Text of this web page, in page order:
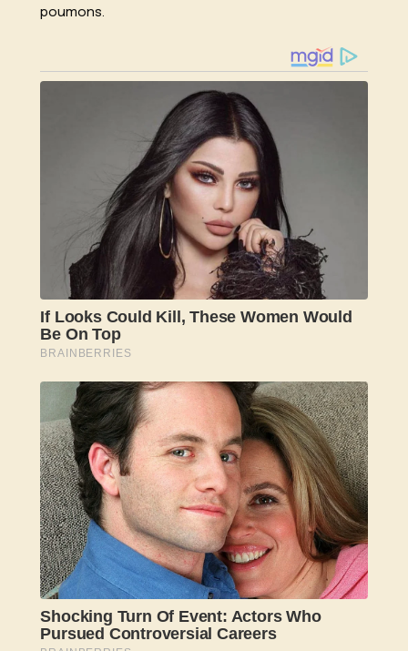
poumons.